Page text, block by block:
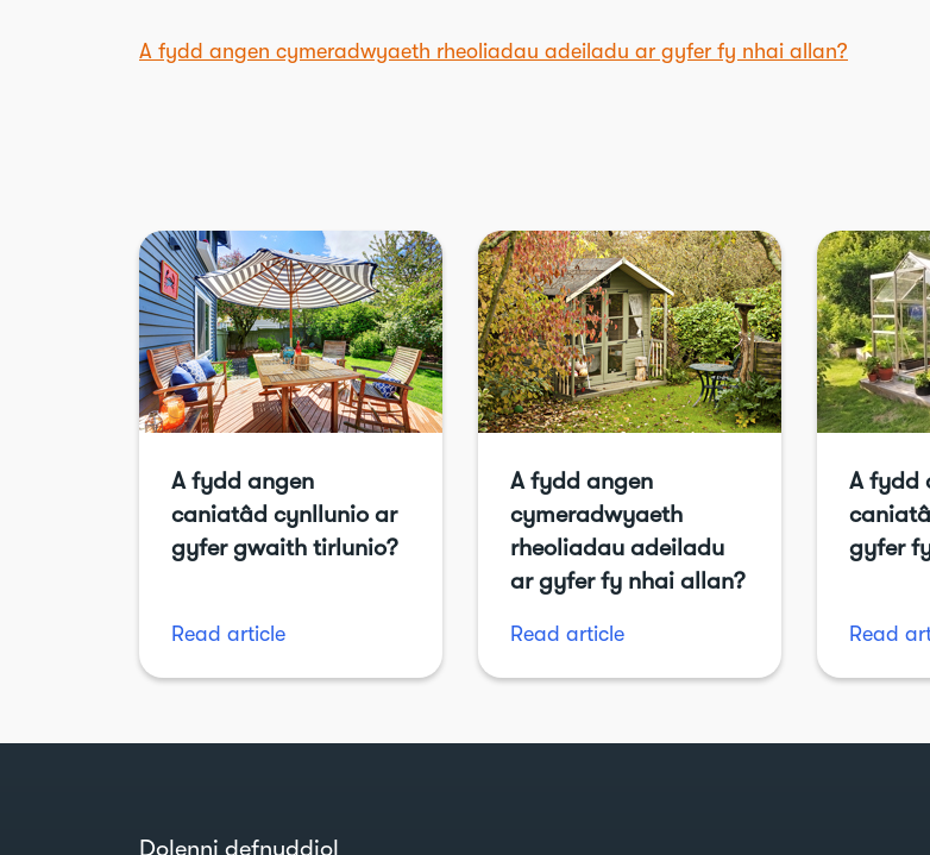
A fydd angen cymeradwyaeth rheoliadau adeiladu ar gyfer fy nhai allan?
A fydd angen
caniatâd cynllunio ar
gyfer gwaith tirlunio?
Read article
A fydd angen
cymeradwyaeth
rheoliadau adeiladu
ar gyfer fy nhai allan?
Read article
A fydd
gyfer
Read
Dolenni defnyddiol